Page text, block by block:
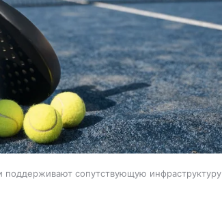
сопутствующую инфраструктуру